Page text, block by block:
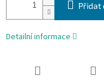
Přidat
Detailní informace